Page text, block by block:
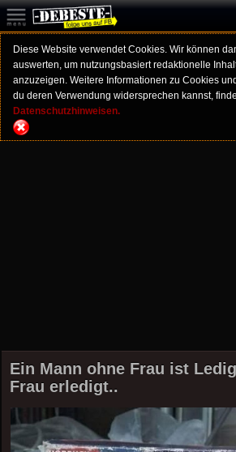
Diese Website verwendet Cookies. Wir können
auswerten, um nutzungsbasiert redaktionelle
anzuzeigen. Weitere Informationen zu Cookies
du deren Verwendung widersprechen kannst,
Datenschutzhinweisen.
Ein Mann ohne Frau ist
Frau erledigt..